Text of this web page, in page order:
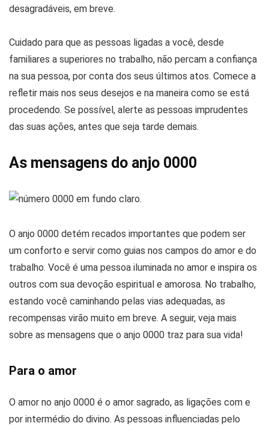
desagradáveis, em breve.
Cuidado para que as pessoas ligadas a você, desde
familiares a superiores no trabalho, não percam a confiança
na sua pessoa, por conta dos seus últimos atos. Comece a
refletir mais nos seus desejos e na maneira como se está
procedendo. Se possível, alerte as pessoas imprudentes
das suas ações, antes que seja tarde demais.
As mensagens do anjo 0000
O anjo 0000 detém recados importantes que podem ser
um conforto e servir como guias nos campos do amor e do
trabalho. Você é uma pessoa iluminada no amor e inspira os
outros com sua devoção espiritual e amorosa. No trabalho,
estando você caminhando pelas vias adequadas, as
recompensas virão muito em breve. A seguir, veja mais
sobre as mensagens que o anjo 0000 traz para sua vida!
Para o amor
O amor no anjo 0000 é o amor sagrado, as ligações com e
por intermédio do divino. As pessoas influenciadas pelo